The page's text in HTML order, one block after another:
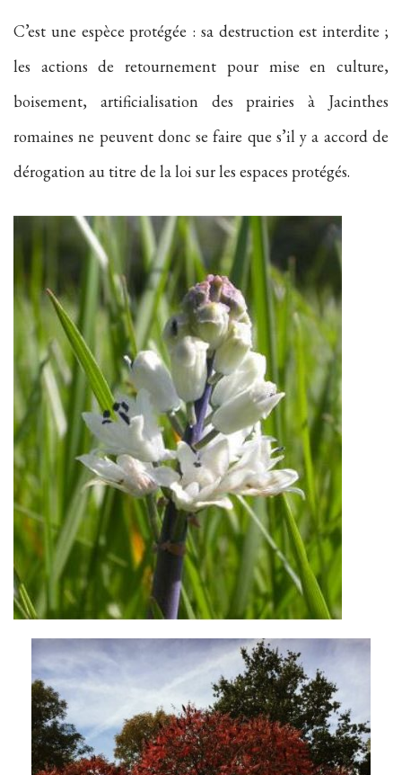
C’est une espèce protégée : sa destruction est interdite ;
les actions de retournement pour mise en culture,
boisement, artificialisation des prairies à Jacinthes
romaines ne peuvent donc se faire que s’il y a accord de
dérogation au titre de la loi sur les espaces protégés.